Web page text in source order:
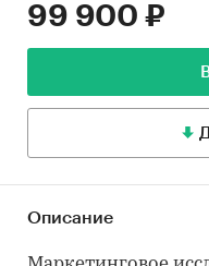
99 900 ₽
Описание